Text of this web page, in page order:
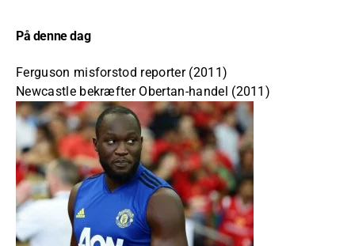
På denne dag
Ferguson misforstod reporter (2011)
Newcastle bekræfter Obertan-handel (2011)